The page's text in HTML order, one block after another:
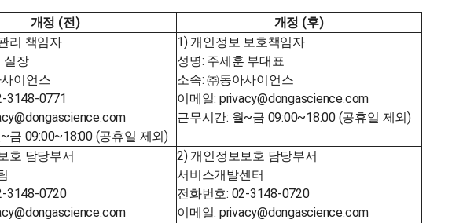
개정 (전)
개정 (후)
리 책임자
실장
이언스
3148-0771
금 09:00~18:00 (공휴일 제외)
1) 개인정보 보호책임자
성명: 주세훈 부대표
소속: ㈜동아사이언스
이메일: privacy@dongascience.com
근무시간: 월~금 09:00~18:00 (공휴일 제외)
호 담당부서
3148-0720
2) 개인정보보호 담당부서
서비스개발센터
전화번호: 02-3148-0720
이메일: privacy@dongascience.com